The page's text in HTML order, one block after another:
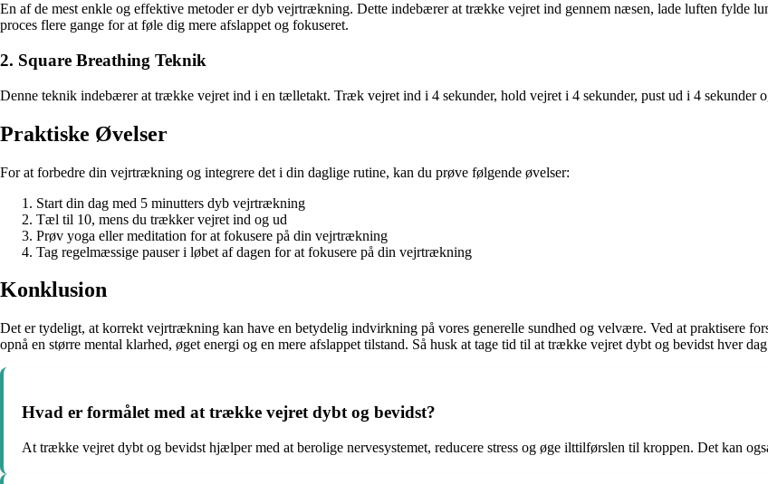
En af de mest enkle og effektive metoder er dyb vejrtrækning. Dette indebærer at trække vejret ind gennem næsen, lade luften fylde
proces flere gange for at føle dig mere afslappet og fokuseret.
2. Square Breathing Teknik
Denne teknik indebærer at trække vejret ind i en tælletakt. Træk vejret ind i 4 sekunder, hold vejret i 4 sekunder, pust ud i 4 sekunder
Praktiske Øvelser
For at forbedre din vejrtrækning og integrere det i din daglige rutine, kan du prøve følgende øvelser:
Start din dag med 5 minutters dyb vejrtrækning
Tæl til 10, mens du trækker vejret ind og ud
Prøv yoga eller meditation for at fokusere på din vejrtrækning
Tag regelmæssige pauser i løbet af dagen for at fokusere på din vejrtrækning
Konklusion
Det er tydeligt, at korrekt vejrtrækning kan have en betydelig indvirkning på vores generelle sundhed og velvære. Ved at praktisere
opnå en større mental klarhed, øget energi og en mere afslappet tilstand. Så husk at tage tid til at trække vejret dybt og bevidst hver
Hvad er formålet med at trække vejret dybt og bevidst?
At trække vejret dybt og bevidst hjælper med at berolige nervesystemet, reducere stress og øge ilttilførslen til kroppen. Det kan